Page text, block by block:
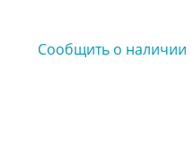
Сообщить о наличии